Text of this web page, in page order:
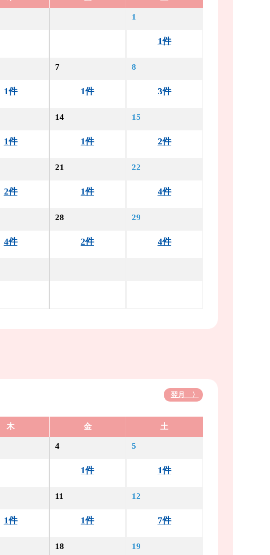
1
1件
1件
7
1件
8
3件
1件
14
1件
15
2件
2件
21
1件
22
4件
4件
28
2件
29
4件
翌月 〉
木 金 土
4
1件
5
1件
1件
11
1件
12
7件
18 19